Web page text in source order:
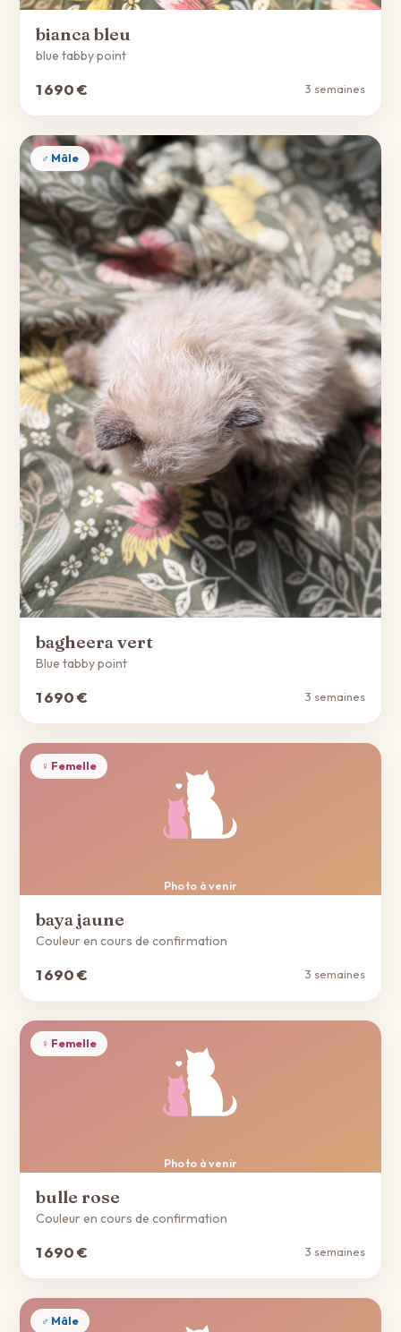
bianca bleu
blue tabby point
1 690 € 3 semaines
♂ Mâle
bagheera vert
Blue tabby point
1 690 € 3 semaines
Photo à venir
♀ Femelle
baya jaune
Couleur en cours de confirmation
1 690 € 3 semaines
Photo à venir
♀ Femelle
bulle rose
Couleur en cours de confirmation
1 690 € 3 semaines
♂ Mâle